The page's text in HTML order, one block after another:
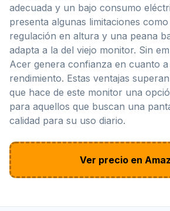
adecuada y un bajo consumo
presenta algunas limitaciones
regulación en altura y una peana
adapta a la del viejo monitor. Sin
Acer genera confianza en cuanto a
rendimiento. Estas ventajas
que hace de este monitor una
para aquellos que buscan una
calidad para su uso diario.
Ver precio en